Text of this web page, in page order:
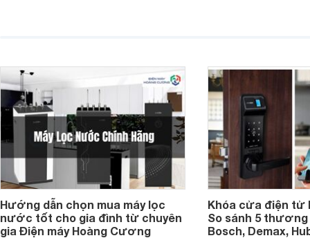
Hướng dẫn chọn mua máy lọc
nước tốt cho gia đình từ chuyên
gia Điện máy Hoàng Cương
Khóa cửa điện tử
So sánh 5 thương
Bosch, Demax,